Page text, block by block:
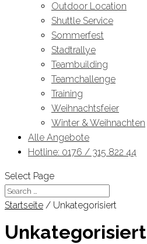
Outdoor Location
Shuttle Service
Sommerfest
Stadtrallye
Teambuilding
Teamchallenge
Training
Weihnachtsfeier
Winter & Weihnachten
Alle Angebote
Hotline: 0176 / 315 822 44
Select Page
Startseite / Unkategorisiert
Unkategorisiert